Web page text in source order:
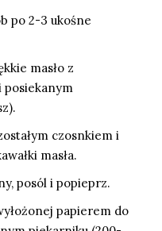
po 2-3 ukośne
masło z
czosnkiem i
masła.
posól i popieprz.
papierem do